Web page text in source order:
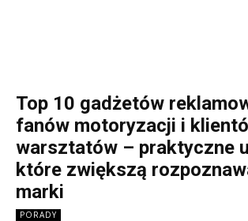
Top 10 gadżetów
fanów motoryzacji i
warsztatów – praktyczne
które zwiększą
marki
PORADY